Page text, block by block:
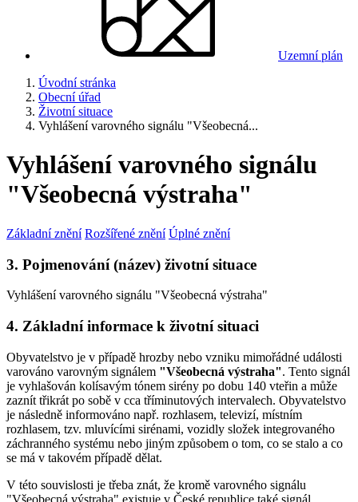
Uzemní plán
Úvodní stránka
Obecní úřad
Životní situace
Vyhlášení varovného signálu "Všeobecná...
Vyhlášení varovného signálu
"Všeobecná výstraha"
Základní znění Rozšířené znění Úplné znění
3. Pojmenování (název) životní situace
Vyhlášení varovného signálu "Všeobecná výstraha"
4. Základní informace k životní situaci
Obyvatelstvo je v případě hrozby nebo vzniku mimořádné události
varováno varovným signálem "Všeobecná výstraha". Tento signál
je vyhlašován kolísavým tónem sirény po dobu 140 vteřin a může
zaznít třikrát po sobě v cca tříminutových intervalech. Obyvatelstvo
je následně informováno např. rozhlasem, televizí, místním
rozhlasem, tzv. mluvícími sirénami, vozidly složek integrovaného
záchranného systému nebo jiným způsobem o tom, co se stalo a co
se má v takovém případě dělat.
V této souvislosti je třeba znát, že kromě varovného signálu
"Všeobecná výstraha" existuje v České republice také signál